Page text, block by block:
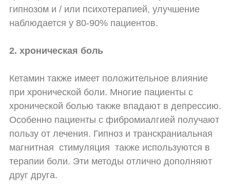
гипнозом и / или психотерапией, улучшение
наблюдается у 80-90% пациентов.
2. хроническая боль
Кетамин также имеет положительное влияние
при хронической боли. Многие пациенты с
хронической болью также впадают в депрессию.
Особенно пациенты с фибромиалгией получают
пользу от лечения. Гипноз и транскраниальная
магнитная стимуляция также используются в
терапии боли. Эти методы отлично дополняют
друг друга.